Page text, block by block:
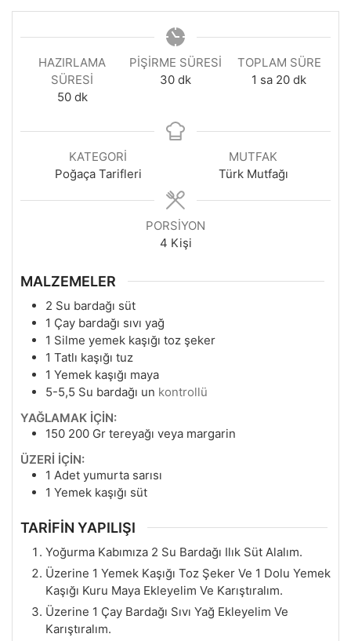
HAZIRLAMA
SÜRESI
50dakika
dk
PIŞIRME SÜRESI
30dakika
dk
TOPLAM SÜRE
1 saat
sa 20dakika
dk
KATEGORI
Poğaça Tarifleri
MUTFAK
Türk Mutfağı
PORSIYON
4 Kişi
MALZEMELER
2 Su bardağı süt
1 Çay bardağı sıvı yağ
1 Silme yemek kaşığı toz şeker
1 Tatlı kaşığı tuz
1 Yemek kaşığı maya
5-5,5 Su bardağı un kontrollü
YAĞLAMAK İÇİN:
150 200 Gr tereyağı veya margarin
ÜZERİ İÇİN:
1 Adet yumurta sarısı
1 Yemek kaşığı süt
TARİFİN YAPILIŞI
Yoğurma Kabımıza 2 Su Bardağı Ilık Süt Alalım.
Üzerine 1 Yemek Kaşığı Toz Şeker Ve 1 Dolu Yemek
Kaşığı Kuru Maya Ekleyelim Ve Karıştıralım.
Üzerine 1 Çay Bardağı Sıvı Yağ Ekleyelim Ve
Karıştıralım.